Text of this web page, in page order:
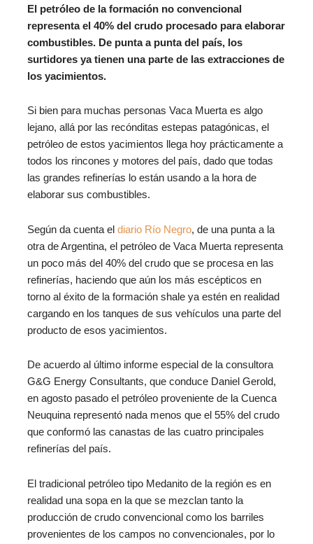
El petróleo de la formación no convencional
representa el 40% del crudo procesado para elaborar
combustibles. De punta a punta del país, los
surtidores ya tienen una parte de las extracciones de
los yacimientos.
Si bien para muchas personas Vaca Muerta es algo
lejano, allá por las recónditas estepas patagónicas, el
petróleo de estos yacimientos llega hoy prácticamente a
todos los rincones y motores del país, dado que todas
las grandes refinerías lo están usando a la hora de
elaborar sus combustibles.
Según da cuenta el diario Río Negro, de una punta a la
otra de Argentina, el petróleo de Vaca Muerta representa
un poco más del 40% del crudo que se procesa en las
refinerías, haciendo que aún los más escépticos en
torno al éxito de la formación shale ya estén en realidad
cargando en los tanques de sus vehículos una parte del
producto de esos yacimientos.
De acuerdo al último informe especial de la consultora
G&G Energy Consultants, que conduce Daniel Gerold,
en agosto pasado el petróleo proveniente de la Cuenca
Neuquina representó nada menos que el 55% del crudo
que conformó las canastas de las cuatro principales
refinerías del país.
El tradicional petróleo tipo Medanito de la región es en
realidad una sopa en la que se mezclan tanto la
producción de crudo convencional como los barriles
provenientes de los campos no convencionales, por lo